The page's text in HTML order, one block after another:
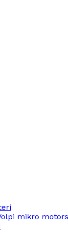
mikro